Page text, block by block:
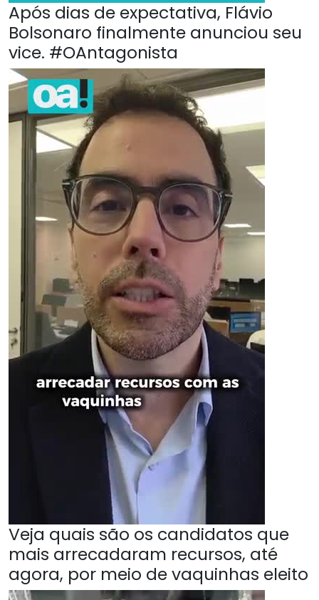
Após dias de expectativa, Flávio
Bolsonaro finalmente anunciou seu
vice. #OAntagonista
Veja quais são os candidatos que
mais arrecadaram recursos, até
agora, por meio de vaquinhas eleito